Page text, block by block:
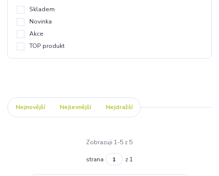
Skladem
Novinka
Akce
TOP produkt
Nejnovější Nejlevnější Nejdražší
Zobrazuji 1-5 z 5
strana z 1